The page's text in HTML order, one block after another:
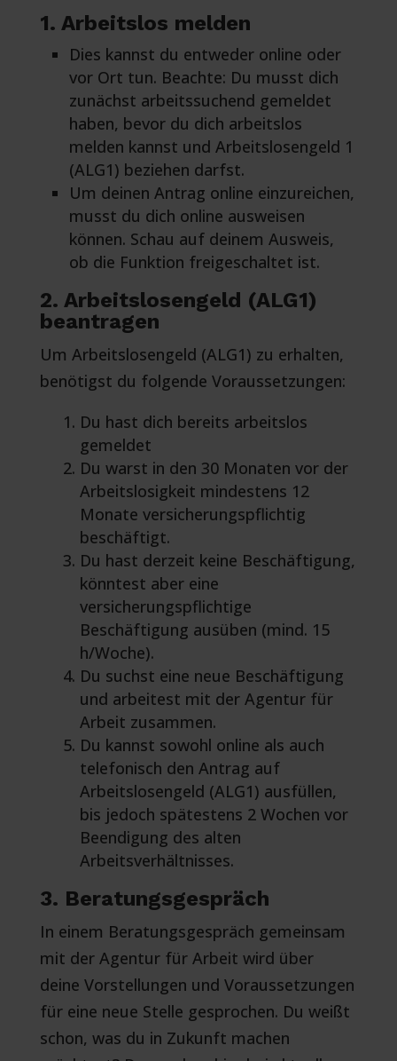
1. Arbeitslos melden
Dies kannst du entweder online oder
vor Ort tun. Beachte: Du musst dich
zunächst arbeitssuchend gemeldet
haben, bevor du dich arbeitslos
melden kannst und Arbeitslosengeld 1
(ALG1) beziehen darfst.
Um deinen Antrag online einzureichen,
musst du dich online ausweisen
können. Schau auf deinem Ausweis,
ob die Funktion freigeschaltet ist.
2. Arbeitslosengeld (ALG1)
beantragen
Um Arbeitslosengeld (ALG1) zu erhalten,
benötigst du folgende Voraussetzungen:
Du hast dich bereits arbeitslos
gemeldet
Du warst in den 30 Monaten vor der
Arbeitslosigkeit mindestens 12
Monate versicherungspflichtig
beschäftigt.
Du hast derzeit keine Beschäftigung,
könntest aber eine
versicherungspflichtige
Beschäftigung ausüben (mind. 15
h/Woche).
Du suchst eine neue Beschäftigung
und arbeitest mit der Agentur für
Arbeit zusammen.
Du kannst sowohl online als auch
telefonisch den Antrag auf
Arbeitslosengeld (ALG1) ausfüllen,
bis jedoch spätestens 2 Wochen vor
Beendigung des alten
Arbeitsverhältnisses.
3. Beratungsgespräch
In einem Beratungsgespräch gemeinsam
mit der Agentur für Arbeit wird über
deine Vorstellungen und Voraussetzungen
für eine neue Stelle gesprochen. Du weißt
schon, was du in Zukunft machen